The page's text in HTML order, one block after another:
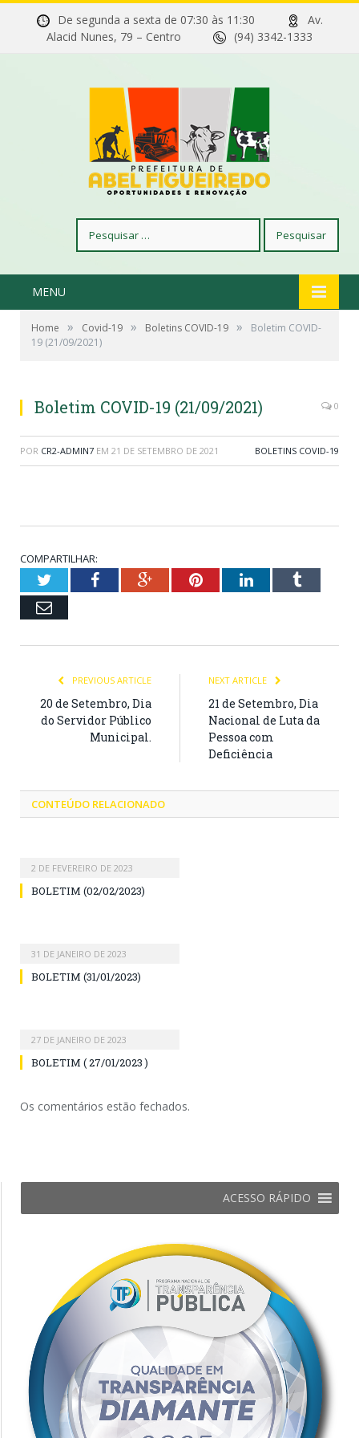
De segunda a sexta de 07:30 às 11:30
Av.
Alacid Nunes, 79 – Centro
(94) 3342-1333
por:
MENU
Home » Covid-19 » Boletins COVID-19 »
Boletim COVID-
19 (21/09/2021)
Boletim COVID-19 (21/09/2021) 0
POR CR2-ADMIN7 EM 21 DE SETEMBRO DE 2021 BOLETINS COVID-19
COMPARTILHAR:
TwitterFacebookGoogle+PinterestLinkedInTumblr
Email
PREVIOUS ARTICLE
20 de Setembro, Dia
do Servidor Público
Municipal.
NEXT ARTICLE
21 de Setembro, Dia
Nacional de Luta da
Pessoa com
Deficiência
CONTEÚDO RELACIONADO
2 DE FEVEREIRO DE 2023
BOLETIM (02/02/2023)
31 DE JANEIRO DE 2023
BOLETIM (31/01/2023)
27 DE JANEIRO DE 2023
BOLETIM ( 27/01/2023 )
Os comentários estão fechados.
ACESSO RÁPIDO